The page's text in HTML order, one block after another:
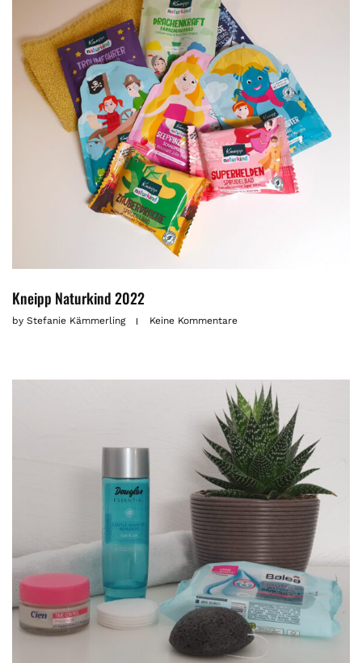
Kneipp Naturkind 2022
by Stefanie Kämmerling Keine Kommentare